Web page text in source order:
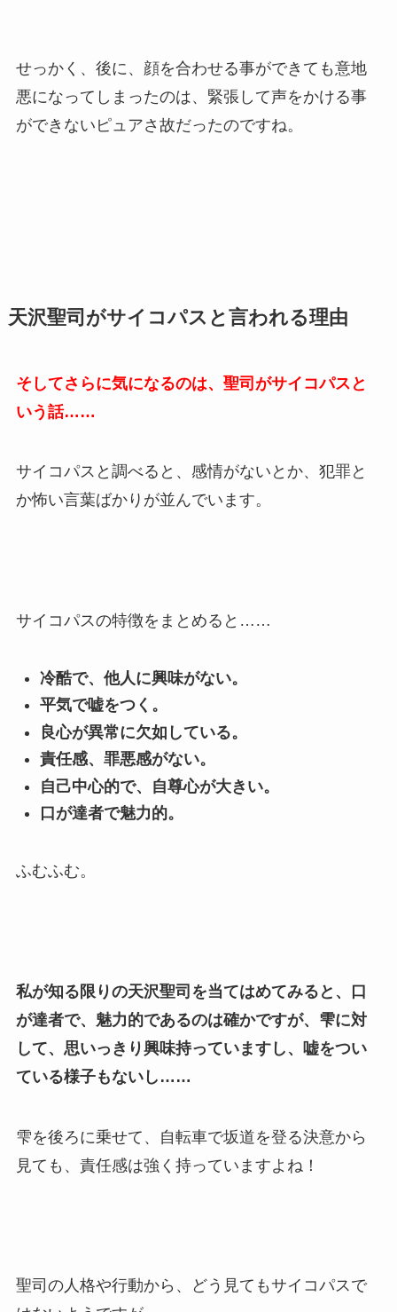
せっかく、後に、顔を合わせる事ができても意地
悪になってしまったのは、緊張して声をかける事
ができないピュアさ故だったのですね。
天沢聖司がサイコパスと言われる理由
そしてさらに気になるのは、聖司がサイコパスと
いう話……
サイコパスと調べると、感情がないとか、犯罪と
か怖い言葉ばかりが並んでいます。
サイコパスの特徴をまとめると……
冷酷で、他人に興味がない。
平気で嘘をつく。
良心が異常に欠如している。
責任感、罪悪感がない。
自己中心的で、自尊心が大きい。
口が達者で魅力的。
ふむふむ。
私が知る限りの天沢聖司を当てはめてみると、口
が達者で、魅力的であるのは確かですが、雫に対
して、思いっきり興味持っていますし、嘘をつい
ている様子もないし……
雫を後ろに乗せて、自転車で坂道を登る決意から
見ても、責任感は強く持っていますよね！
聖司の人格や行動から、どう見てもサイコパスで